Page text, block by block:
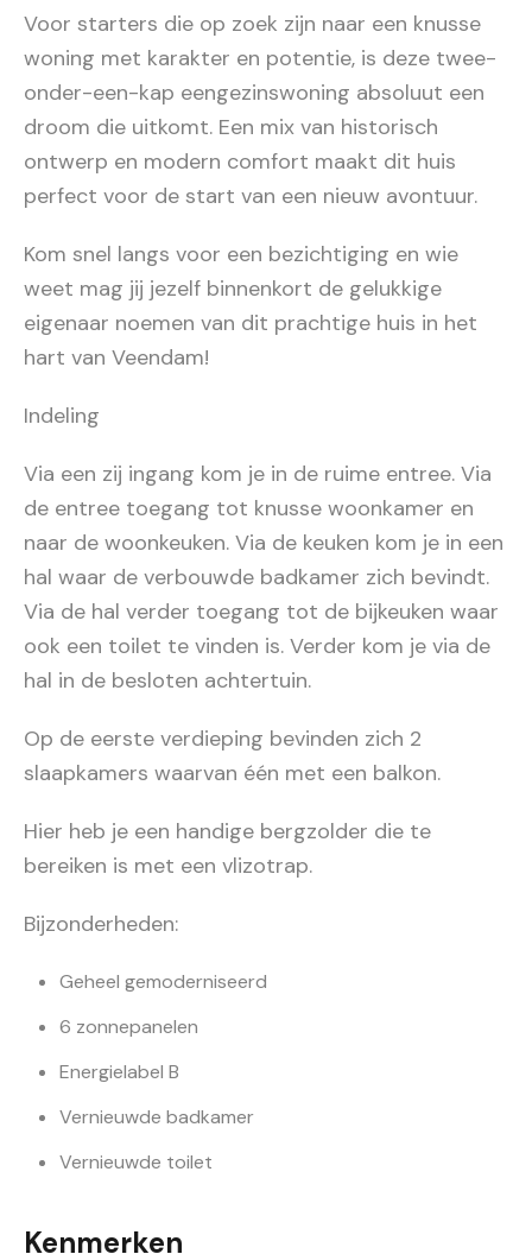
Voor starters die op zoek zijn naar een knusse
woning met karakter en potentie, is deze twee-
onder-een-kap eengezinswoning absoluut een
droom die uitkomt. Een mix van historisch
ontwerp en modern comfort maakt dit huis
perfect voor de start van een nieuw avontuur.
Kom snel langs voor een bezichtiging en wie
weet mag jij jezelf binnenkort de gelukkige
eigenaar noemen van dit prachtige huis in het
hart van Veendam!
Indeling
Via een zij ingang kom je in de ruime entree. Via
de entree toegang tot knusse woonkamer en
naar de woonkeuken. Via de keuken kom je in een
hal waar de verbouwde badkamer zich bevindt.
Via de hal verder toegang tot de bijkeuken waar
ook een toilet te vinden is. Verder kom je via de
hal in de besloten achtertuin.
Op de eerste verdieping bevinden zich 2
slaapkamers waarvan één met een balkon.
Hier heb je een handige bergzolder die te
bereiken is met een vlizotrap.
Bijzonderheden:
Geheel gemoderniseerd
6 zonnepanelen
Energielabel B
Vernieuwde badkamer
Vernieuwde toilet
Kenmerken